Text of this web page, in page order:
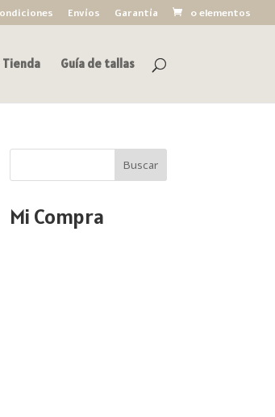
Envíos Garantía 0 elementos
Tienda Guía de tallas
Buscar
Mi Compra